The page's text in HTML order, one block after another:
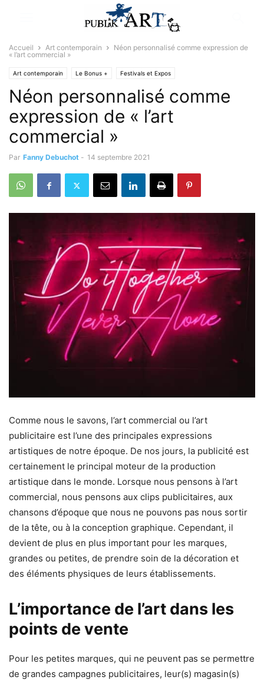
Accueil Art contemporain
Néon personnalisé comme expression de
« l’art commercial »
Art contemporain Le Bonus + Festivals et Expos
Néon personnalisé comme
expression de « l’art
commercial »
Par Fanny Debuchot - 14 septembre 2021
Comme nous le savons, l’art commercial ou l’art
publicitaire est l’une des principales expressions
artistiques de notre époque. De nos jours, la publicité est
certainement le principal moteur de la production
artistique dans le monde. Lorsque nous pensons à l’art
commercial, nous pensons aux clips publicitaires, aux
chansons d’époque que nous ne pouvons pas nous sortir
de la tête, ou à la conception graphique. Cependant, il
devient de plus en plus important pour les marques,
grandes ou petites, de prendre soin de la décoration et
des éléments physiques de leurs établissements.
L’importance de l’art dans les
points de vente
Pour les petites marques, qui ne peuvent pas se permettre
de grandes campagnes publicitaires, leur(s) magasin(s)